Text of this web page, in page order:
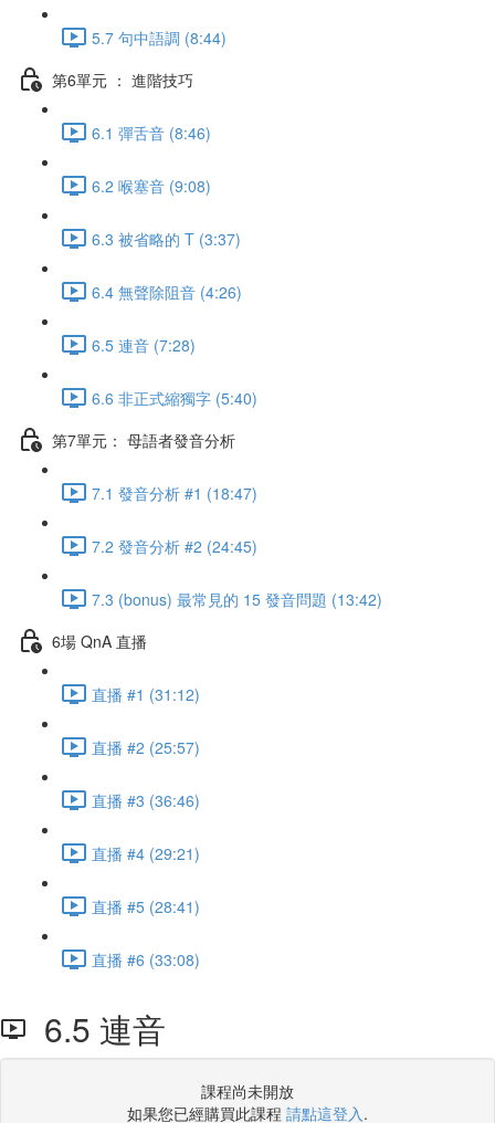
5.7 句中語調 (8:44)
第6單元 ： 進階技巧
6.1 彈舌音 (8:46)
6.2 喉塞音 (9:08)
6.3 被省略的 T (3:37)
6.4 無聲除阻音 (4:26)
6.5 連音 (7:28)
6.6 非正式縮獨字 (5:40)
第7單元： 母語者發音分析
7.1 發音分析 #1 (18:47)
7.2 發音分析 #2 (24:45)
7.3 (bonus) 最常見的 15 發音問題 (13:42)
6場 QnA 直播
直播 #1 (31:12)
直播 #2 (25:57)
直播 #3 (36:46)
直播 #4 (29:21)
直播 #5 (28:41)
直播 #6 (33:08)
6.5 連音
課程尚未開放
如果您已經購買此課程 請點這登入.